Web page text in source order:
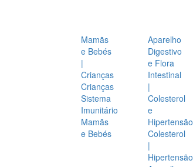
Mamãs
e Bebés
|
Crianças
Crianças
Sistema
Imunitário
Mamãs
e Bebés
Aparelho
Digestivo
e Flora
Intestinal
|
Colesterol
e
Hipertensão
Colesterol
|
Hipertensão